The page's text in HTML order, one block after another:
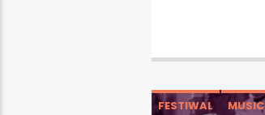
FESTIWAL MUSIC